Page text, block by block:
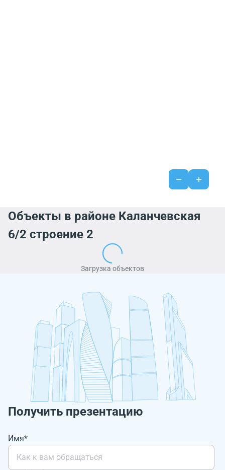
Объекты в районе Каланчевская
6/2 строение 2
Загрузка объектов
Получить презентацию
Имя*